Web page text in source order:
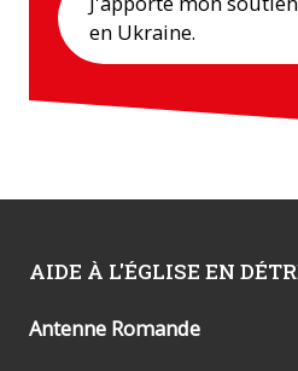
en Ukraine.
AIDE À L'ÉGLISE EN
Antenne Romande